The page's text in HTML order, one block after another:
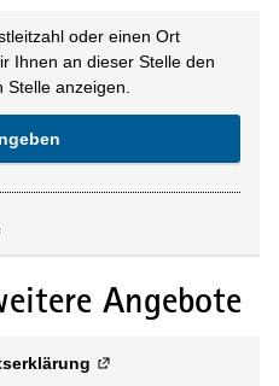
oder einen Ort
Ihnen an dieser Stelle den
Stelle anzeigen.
Angebote
Externe Verlinkung